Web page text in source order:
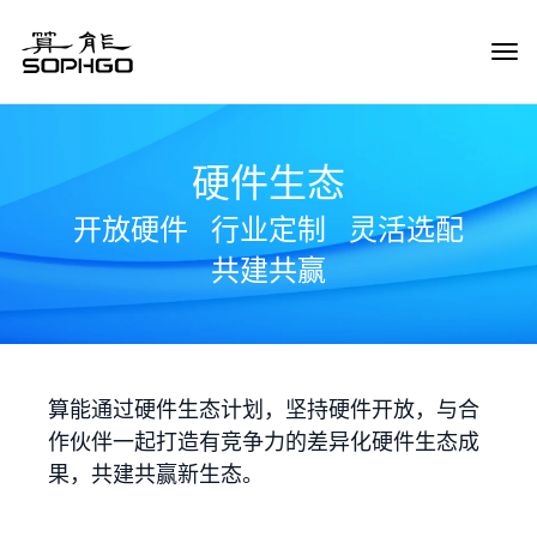
硬件生态
开放硬件 行业定制
灵活选配
共建共赢
算能通过硬件生态计划，坚持硬件开放，与合
作伙伴一起打造有竞争力的差异化硬件生态成
果，共建共赢新生态。